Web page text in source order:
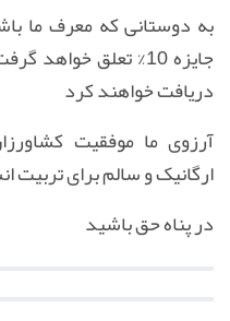
به دوستانی که معرف ما
دریافت خواهند کرد
آرزوی ما موفقیت
ارگانیک و سالم برای
در پناه حق باشید